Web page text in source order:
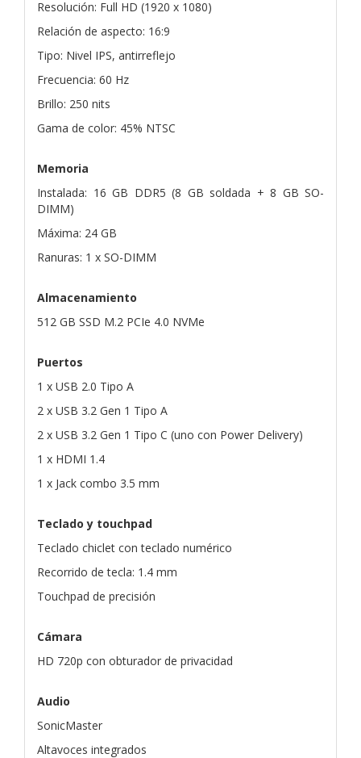
Resolución: Full HD (1920 x 1080)
Relación de aspecto: 16:9
Tipo: Nivel IPS, antirreflejo
Frecuencia: 60 Hz
Brillo: 250 nits
Gama de color: 45% NTSC
Memoria
Instalada: 16 GB DDR5 (8 GB soldada + 8 GB SO-
DIMM)
Máxima: 24 GB
Ranuras: 1 x SO-DIMM
Almacenamiento
512 GB SSD M.2 PCIe 4.0 NVMe
Puertos
1 x USB 2.0 Tipo A
2 x USB 3.2 Gen 1 Tipo A
2 x USB 3.2 Gen 1 Tipo C (uno con Power Delivery)
1 x HDMI 1.4
1 x Jack combo 3.5 mm
Teclado y touchpad
Teclado chiclet con teclado numérico
Recorrido de tecla: 1.4 mm
Touchpad de precisión
Cámara
HD 720p con obturador de privacidad
Audio
SonicMaster
Altavoces integrados